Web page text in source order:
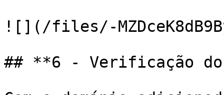
![](/files/-
## **6 - Verificação do